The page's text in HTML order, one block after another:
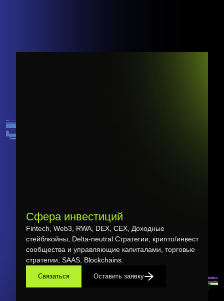
Сфера инвестиций
Fintech, Web3, RWA, DEX, CEX, Доходные
стейблкойны, Delta-neutral Стратегии, крипто/инвест
сообщества и управляющие капиталами, торговые
стратегии, SAAS, Blockchains.
Связаться Оставить заявку